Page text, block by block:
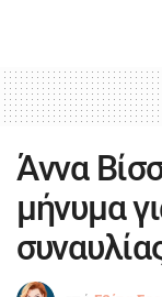
Άννα
μήνυμα